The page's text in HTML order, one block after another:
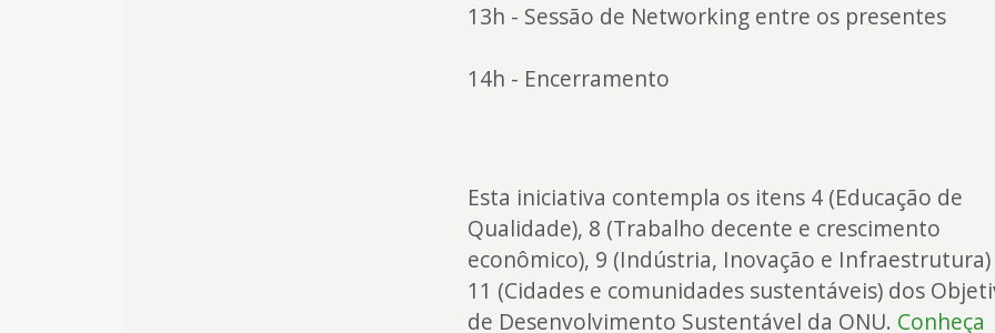
13h - Sessão de Networking entre os presentes
14h - Encerramento
Esta iniciativa contempla os itens 4 (Educação de
Qualidade), 8 (Trabalho decente e crescimento
econômico), 9 (Indústria, Inovação e Infraestrutura)
11 (Cidades e comunidades sustentáveis) dos
de Desenvolvimento Sustentável da ONU. Conheça